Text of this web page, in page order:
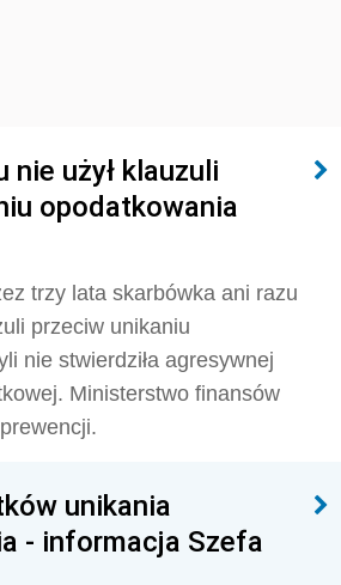
nie użył klauzuli
opodatkowania
trzy lata skarbówka ani razu
przeciw unikaniu
nie stwierdziła agresywnej
Ministerstwo finansów
unikania
- informacja Szefa